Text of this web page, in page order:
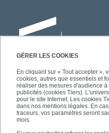
GÉRER LES COOKIES
En cliquant sur « Tout accepter »,
cookies, autres que essentiels et
réaliser des mesures d'audience
publicités (cookies Tiers).
pour le site Internet. Les cookies
dans nos mentions légales. En
traceurs, vos paramètres seront
mois.
Université Paris-Est Créteil
Faculté des lettres, langues
humaines
61, avenue du Général de
94010 Créteil